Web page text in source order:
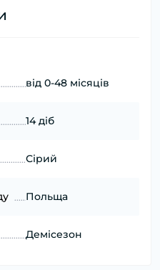
від 0-48 місяців
14 діб
Сірий
Польща
Демісезон